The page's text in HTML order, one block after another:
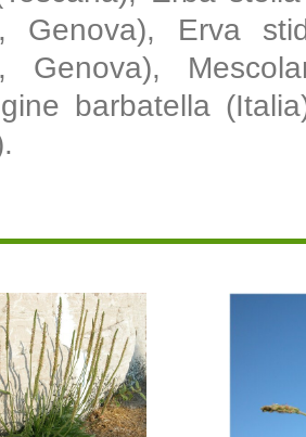
Genova), Erva
Genova),
barbatella